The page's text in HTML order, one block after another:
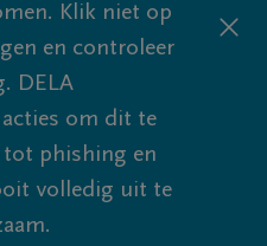
Klik niet op
en controleer
DELA
om dit te
phishing en
volledig uit te